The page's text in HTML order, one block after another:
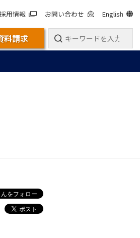
採用情報 お問い合わせ English
料請求